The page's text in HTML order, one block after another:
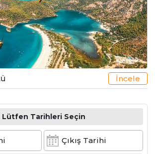
İncele
Lütfen Tarihleri Seçin